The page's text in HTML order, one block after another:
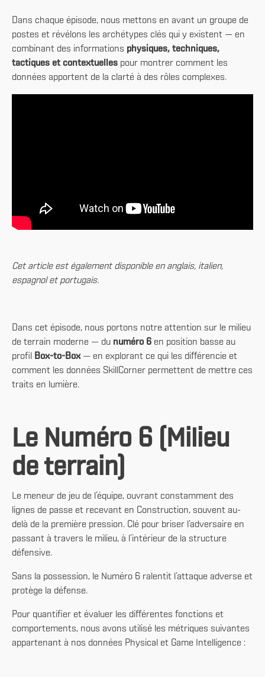
Dans chaque épisode, nous mettons en avant un groupe de
postes et révélons les archétypes clés qui y existent — en
combinant des informations physiques, techniques,
tactiques et contextuelles pour montrer comment les
données apportent de la clarté à des rôles complexes.
Cet article est également disponible en anglais, italien,
espagnol et portugais.
Dans cet épisode, nous portons notre attention sur le milieu
de terrain moderne — du numéro 6 en position basse au
profil
Box-to-Box — en explorant ce qui les différencie et
comment les données SkillCorner permettent de mettre ces
traits en lumière.
Le Numéro 6 (Milieu
de terrain)
Le meneur de jeu de l’équipe, ouvrant constamment des
lignes de passe et recevant en Construction, souvent au-
delà de la première pression. Clé pour briser l’adversaire en
passant à travers le milieu, à l’intérieur de la structure
défensive.
Sans la possession, le Numéro 6 ralentit l’attaque adverse et
protège la défense.
Pour quantifier et évaluer les différentes fonctions et
comportements, nous avons utilisé les métriques suivantes
appartenant à nos données Physical et Game Intelligence :